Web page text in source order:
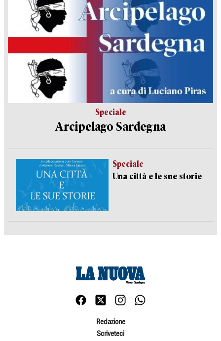
Speciale
Arcipelago Sardegna
Speciale
Una città e le sue storie
Redazione
Scriveteci